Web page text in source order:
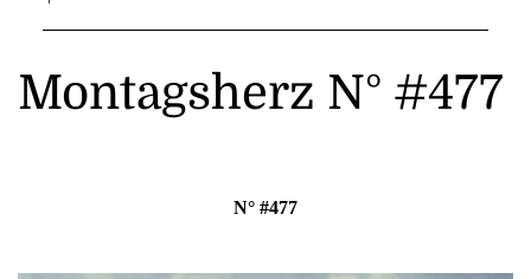
Montagsherz N° #477
N° #477